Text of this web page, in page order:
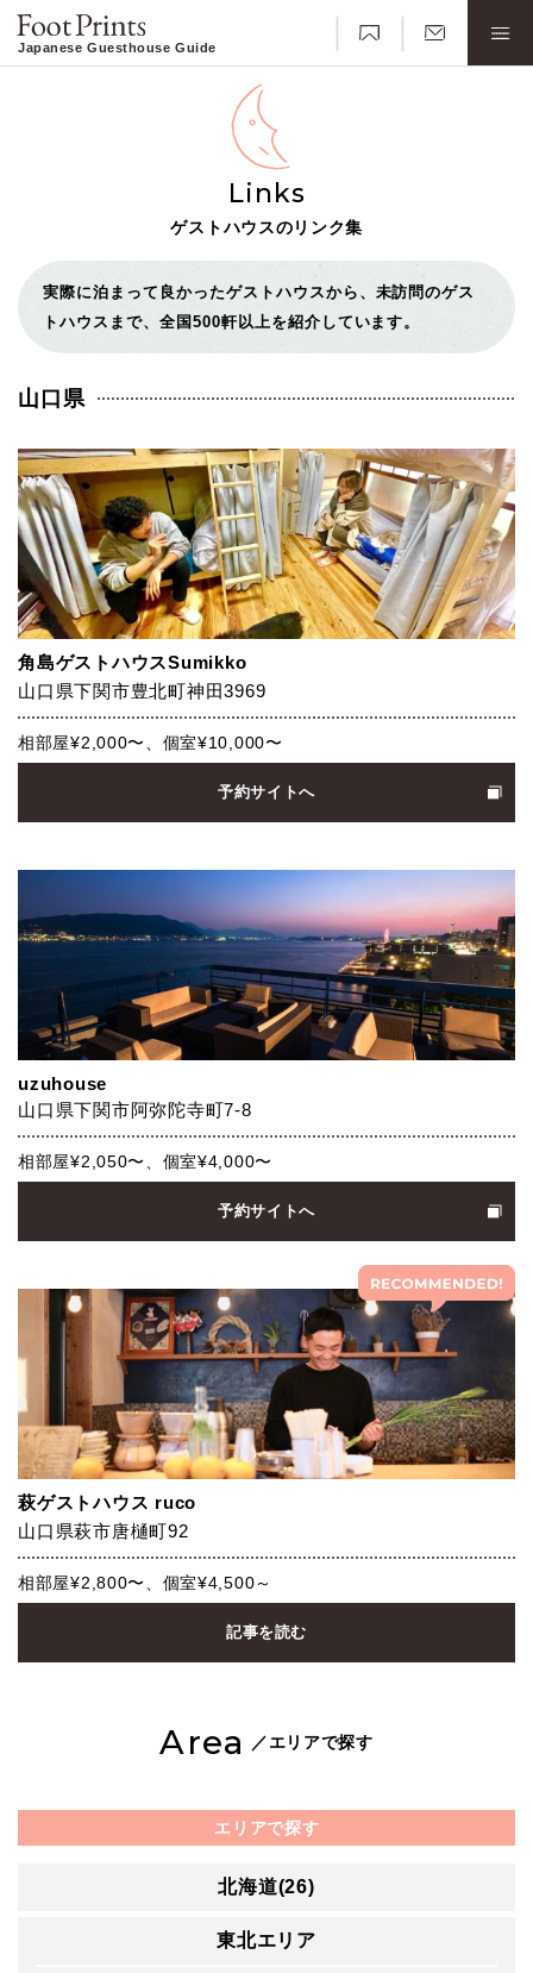
Japanese Guesthouse Guide
Links
ゲストハウスのリンク集
実際に泊まって良かったゲストハウスから、未訪問のゲス
トハウスまで、全国500軒以上を紹介しています。
山口県
角島ゲストハウスSumikko
山口県下関市豊北町神田3969
相部屋¥2,000〜、個室¥10,000〜
予約サイトへ
uzuhouse
山口県下関市阿弥陀寺町7-8
相部屋¥2,050〜、個室¥4,000〜
予約サイトへ
萩ゲストハウス ruco
山口県萩市唐樋町92
相部屋¥2,800〜、個室¥4,500～
記事を読む
Area ／エリアで探す
エリアで探す
北海道(26)
東北エリア